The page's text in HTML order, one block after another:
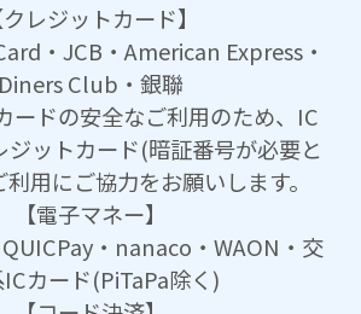
クレジットカード】
・JCB・American Express・
Diners Club・銀聯
ードの安全なご利用のため、IC
ジットカード(暗証番号が必要と
用にご協力をお願いします。
【電子マネー】
・nanaco・WAON・交
カード(PiTaPa除く)